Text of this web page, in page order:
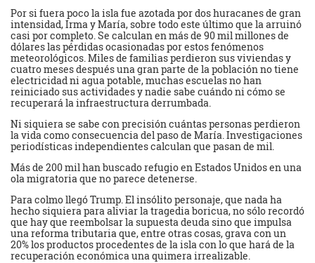
Por si fuera poco la isla fue azotada por dos huracanes de gran
intensidad, Irma y María, sobre todo este último que la arruinó
casi por completo. Se calculan en más de 90 mil millones de
dólares las pérdidas ocasionadas por estos fenómenos
meteorológicos. Miles de familias perdieron sus viviendas y
cuatro meses después una gran parte de la población no tiene
electricidad ni agua potable, muchas escuelas no han
reiniciado sus actividades y nadie sabe cuándo ni cómo se
recuperará la infraestructura derrumbada.
Ni siquiera se sabe con precisión cuántas personas perdieron
la vida como consecuencia del paso de María. Investigaciones
periodísticas independientes calculan que pasan de mil.
Más de 200 mil han buscado refugio en Estados Unidos en una
ola migratoria que no parece detenerse.
Para colmo llegó Trump. El insólito personaje, que nada ha
hecho siquiera para aliviar la tragedia boricua, no sólo recordó
que hay que reembolsar la supuesta deuda sino que impulsa
una reforma tributaria que, entre otras cosas, grava con un
20% los productos procedentes de la isla con lo que hará de la
recuperación económica una quimera irrealizable.